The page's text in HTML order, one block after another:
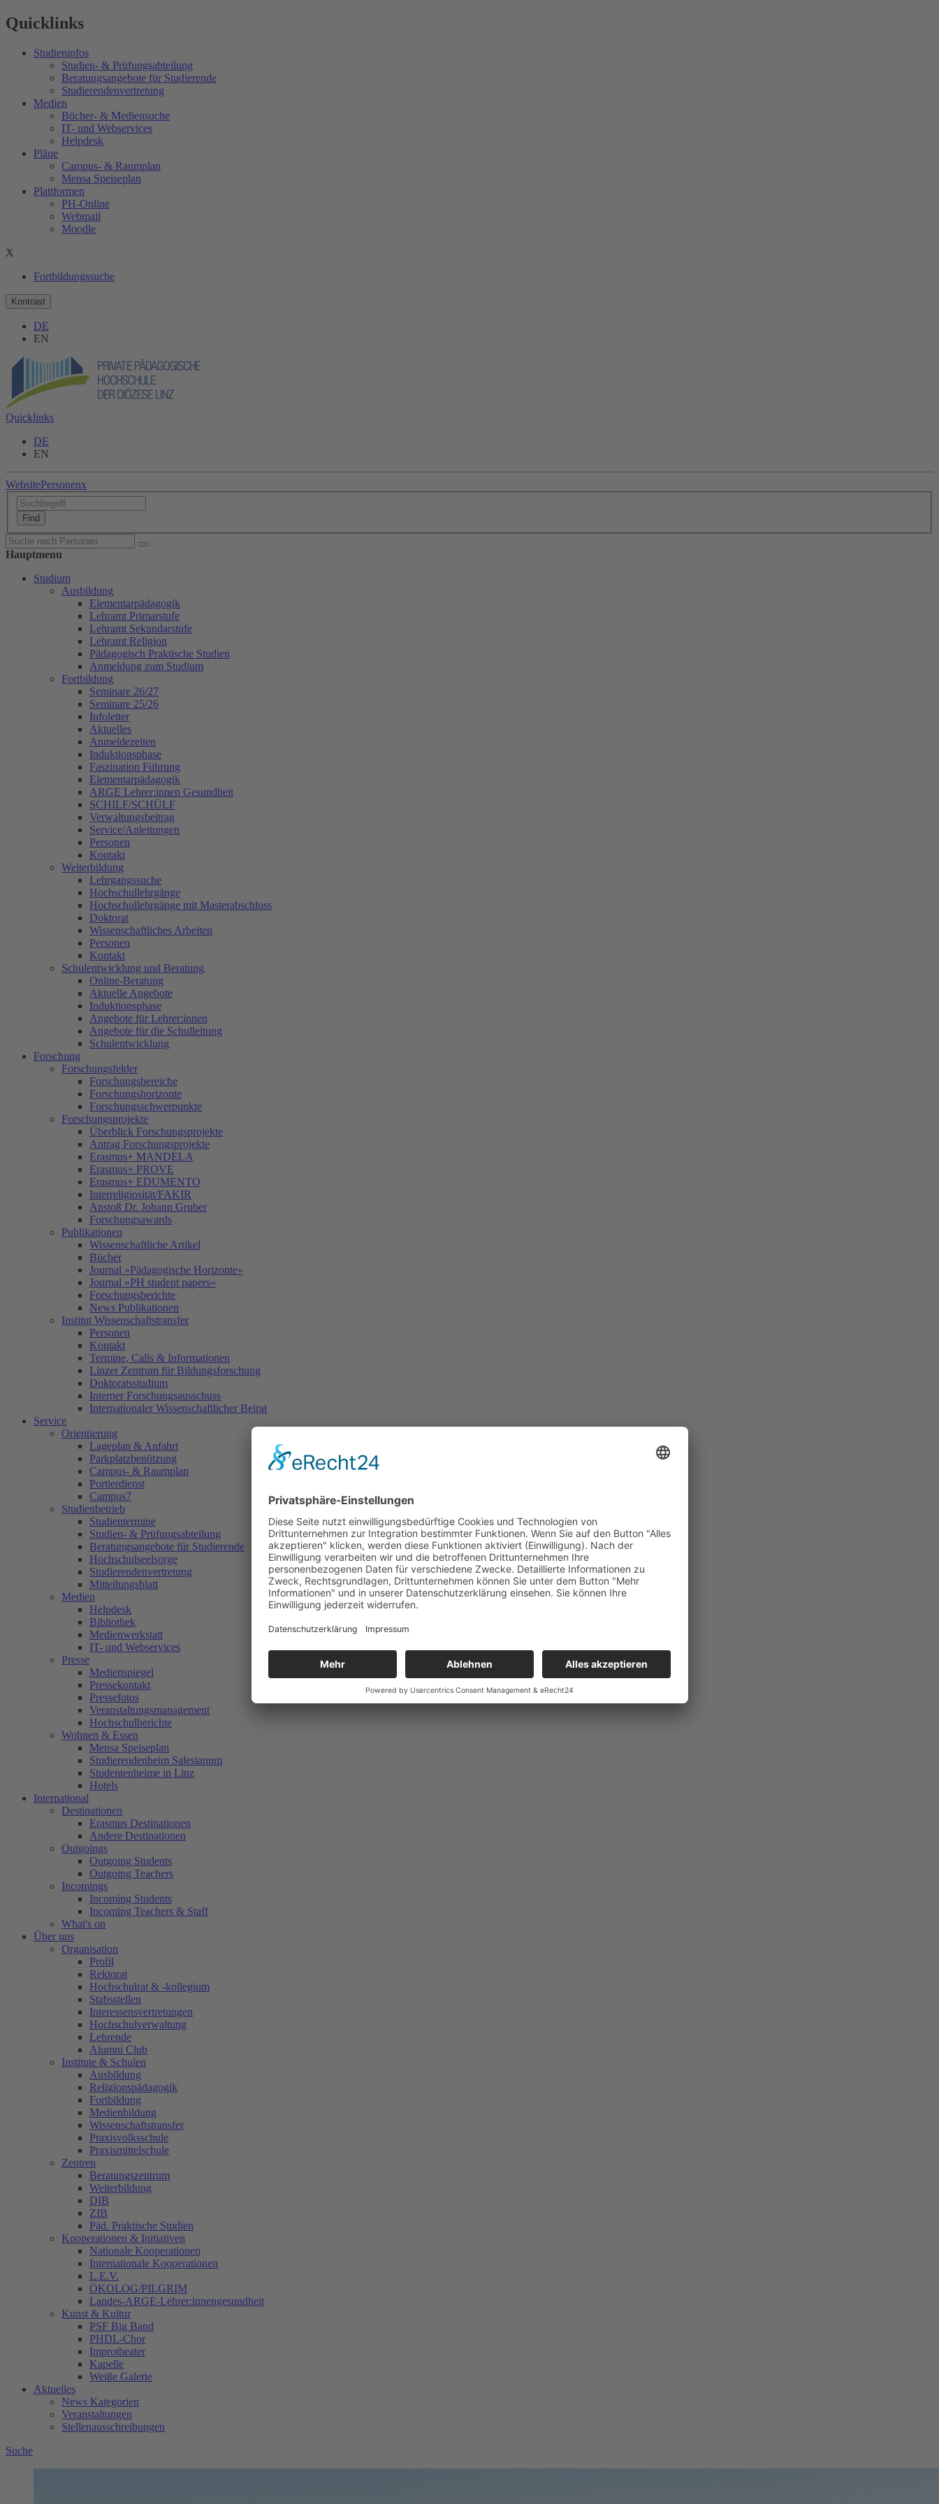
Quicklinks
Studieninfos
Studien- & Prüfungsabteilung
Beratungsangebote für Studierende
Studierendenvertretung
Medien
Bücher- & Mediensuche
IT- und Webservices
Helpdesk
Pläne
Campus- & Raumplan
Mensa Speiseplan
Plattformen
PH-Online
Webmail
Moodle
X
Fortbildungssuche
Kontrast
DE
EN
Quicklinks
DE
EN
WebsitePersonenx
Hauptmenu
Studium
Ausbildung
Elementarpädagogik
Lehramt Primarstufe
Lehramt Sekundarstufe
Lehramt Religion
Pädagogisch Praktische Studien
Anmeldung zum Studium
Fortbildung
Seminare 26/27
Seminare 25/26
Infoletter
Aktuelles
Anmeldezeiten
Induktionsphase
Faszination Führung
Elementarpädagogik
ARGE Lehrer:innen Gesundheit
SCHILF/SCHÜLF
Verwaltungsbeitrag
Service/Anleitungen
Personen
Kontakt
Weiterbildung
Lehrgangssuche
Hochschullehrgänge
Hochschullehrgänge mit Masterabschluss
Doktorat
Wissenschaftliches Arbeiten
Personen
Kontakt
Schulentwicklung und Beratung
Online-Beratung
Aktuelle Angebote
Induktionsphase
Angebote für Lehrer:innen
Angebote für die Schulleitung
Schulentwicklung
Forschung
Forschungsfelder
Forschungsbereiche
Forschungshorizonte
Forschungsschwerpunkte
Forschungsprojekte
Überblick Forschungsprojekte
Antrag Forschungsprojekte
Erasmus+ MANDELA
Erasmus+ PROVE
Erasmus+ EDUMENTO
Interreligiosität/FAKIR
Anstoß Dr. Johann Gruber
Forschungsawards
Publikationen
Wissenschaftliche Artikel
Bücher
Journal »Pädagogische Horizonte«
Journal »PH student papers«
Forschungsberichte
News Publikationen
Institut Wissenschaftstransfer
Personen
Kontakt
Termine, Calls & Informationen
Linzer Zentrum für Bildungsforschung
Doktoratsstudium
Interner Forschungsausschuss
Internationaler Wissenschaftlicher Beirat
Service
Orientierung
Lageplan & Anfahrt
Parkplatzbenützung
Campus- & Raumplan
Portierdienst
Campus7
Studienbetrieb
Studientermine
Studien- & Prüfungsabteilung
Beratungsangebote für Studierende
Hochschulseelsorge
Studierendenvertretung
Mitteilungsblatt
Medien
Helpdesk
Bibliothek
Medienwerkstatt
IT- und Webservices
Presse
Medienspiegel
Pressekontakt
Pressefotos
Veranstaltungsmanagement
Hochschulberichte
Wohnen & Essen
Mensa Speiseplan
Studierendenheim Salesianum
Studentenheime in Linz
Hotels
International
Destinationen
Erasmus Destinationen
Andere Destinationen
Outgoings
Outgoing Students
Outgoing Teachers
Incomings
Incoming Students
Incoming Teachers & Staff
What's on
Über uns
Organisation
Profil
Rektorat
Hochschulrat & -kollegium
Stabsstellen
Interessensvertretungen
Hochschulverwaltung
Lehrende
Alumni Club
Institute & Schulen
Ausbildung
Religionspädagogik
Fortbildung
Medienbildung
Wissenschaftstransfer
Praxisvolksschule
Praxismittelschule
Zentren
Beratungszentrum
Weiterbildung
DIB
ZIB
Päd. Praktische Studien
Kooperationen & Initiativen
Nationale Kooperationen
Internationale Kooperationen
L.E.V.
ÖKOLOG/PILGRIM
Landes-ARGE-Lehrer:innengesundheit
Kunst & Kultur
PSF Big Band
PHDL-Chor
Improtheater
Kapelle
Weiße Galerie
Aktuelles
News Kategorien
Veranstaltungen
Stellenausschreibungen
Suche